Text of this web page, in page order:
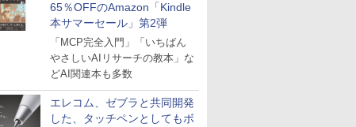
65％OFFのAmazon「Kindle
本サマーセール」第2弾
「MCP完全入門」「いちばん
やさしいAIリサーチの教本」な
どAI関連本も多数
エレコム、ゼブラと共同開発
した、タッチペンとしてもボ